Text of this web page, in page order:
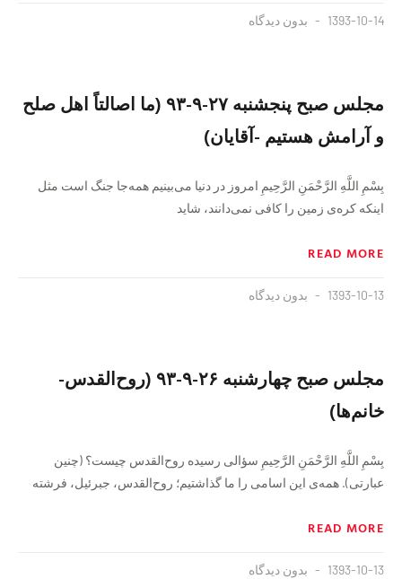
1393-10-14 بدون دیدگاه
مجلس صبح پنجشنبه ۲۷-۹-۹۳ (ما اصالتاً اهل صلح
و آرامش هستیم -آقایان)
بِسْمِ اللَّهِ الرَّحْمَنِ الرَّحِيمِ امروز در دنیا می‌بینیم همه‌جا جنگ است مثل
اینکه کره‌ی زمین را کافی نمی‌دانند، شاید
READ MORE
1393-10-13 بدون دیدگاه
مجلس صبح چهارشنبه ۲۶-۹-۹۳ (روح‌القدس-
خانم‌ها)
بِسْمِ اللَّهِ الرَّحْمَنِ الرَّحِيمِ سؤالی رسیده روح‌القدس چیست؟ (چنین
عبارتی). همه‌ی این اسامی را ما گذاشتیم؛ روح‌القدس، جبرئیل، فرشته
READ MORE
1393-10-13 بدون دیدگاه